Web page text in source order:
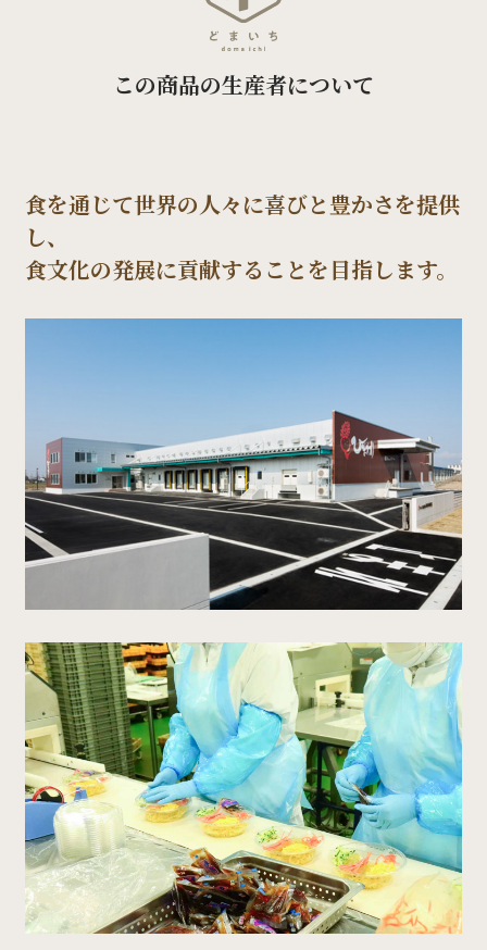
この商品の生産者について
食を通じて世界の人々に喜びと豊かさを提供
し、
食文化の発展に貢献することを目指します。